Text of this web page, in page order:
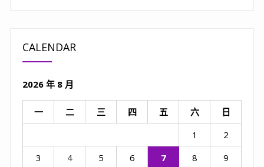
CALENDAR
2026 年 8 月
一 二 三 四 五 六
日
1
2
3
4 5 6 7 8
9